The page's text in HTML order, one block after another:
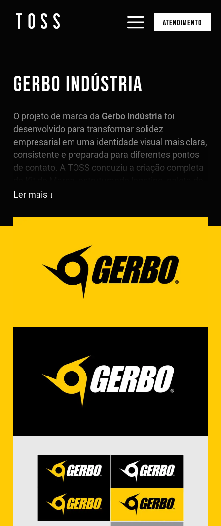
ATENDIMENTO
GERBO INDÚSTRIA
O projeto de marca da Gerbo Indústria foi
desenvolvido para transformar solidez
empresarial em uma identidade visual mais clara,
consistente e preparada para diferentes pontos
de contato. A TOSS conduziu a criação completa
cores, tipografia e aplicações estratégicas
mais profissionalismo, coerência e presença
o objetivo foi organizar a base da comunicação
para fortalecer percepção, reconhecimento e
confiança de mercado.
Para garantir consistência real no uso da
visual e proteger a marca em sua expansão,
assegurando que cada aplicação reforçasse sua
autoridade com clareza e padrão. O resultado foi
uma estrutura de marca pensada não apenas
para parecer profissional, mas para sustentar
Ler mais